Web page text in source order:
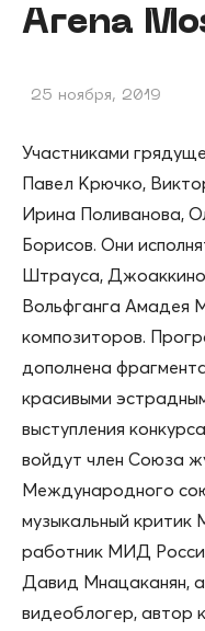
Arena
25 ноября, 2019
Участниками
Павел Крючко,
Ирина Поливанова,
Борисов. Они
Штрауса,
Вольфганга Амадея
композиторов.
дополнена
красивыми
выступления
войдут член Союза
Международного
музыкальный критик
работник МИД
Давид Мнацаканян,
видеоблогер, автор